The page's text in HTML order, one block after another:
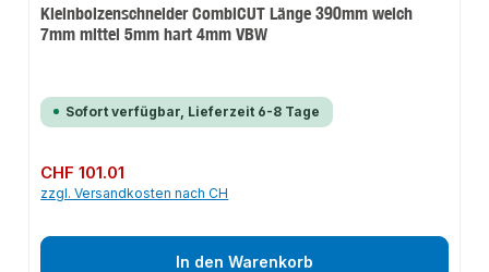
Kleinbolzenschneider CombiCUT Länge 390mm weich
7mm mittel 5mm hart 4mm VBW
Sofort verfügbar, Lieferzeit 6-8 Tage
Regulärer Preis:
CHF 101.01
zzgl. Versandkosten nach CH
In den Warenkorb